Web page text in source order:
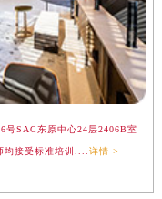
号SAC东原中心24层2406B室
均接受标准培训.... 详情 >